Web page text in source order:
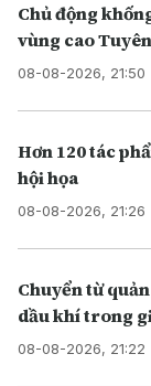
Chủ động
vùng cao
08-08-2026, 21:50
Hơn 120 tác
hội họa
08-08-2026, 21:26
Chuyển từ
dầu khí trong
08-08-2026, 21:22